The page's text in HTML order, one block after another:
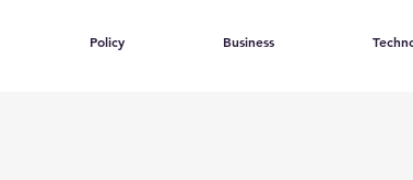
Policy Business